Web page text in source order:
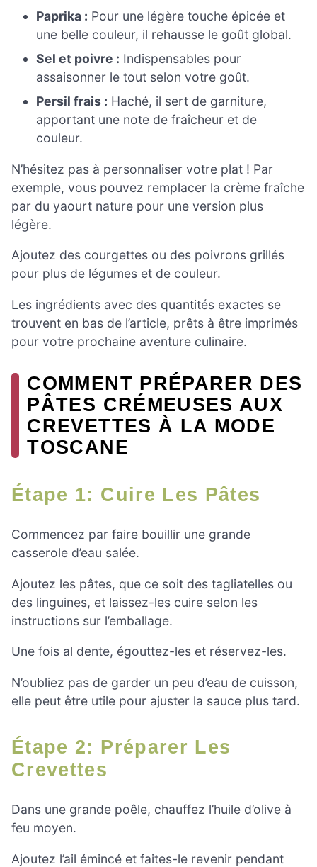
Paprika : Pour une légère touche épicée et
une belle couleur, il rehausse le goût global.
Sel et poivre : Indispensables pour
assaisonner le tout selon votre goût.
Persil frais : Haché, il sert de garniture,
apportant une note de fraîcheur et de
couleur.
N’hésitez pas à personnaliser votre plat ! Par
exemple, vous pouvez remplacer la crème fraîche
par du yaourt nature pour une version plus
légère.
Ajoutez des courgettes ou des poivrons grillés
pour plus de légumes et de couleur.
Les ingrédients avec des quantités exactes se
trouvent en bas de l’article, prêts à être imprimés
pour votre prochaine aventure culinaire.
COMMENT PRÉPARER DES
PÂTES CRÉMEUSES AUX
CREVETTES À LA MODE
TOSCANE
Étape 1: Cuire Les Pâtes
Commencez par faire bouillir une grande
casserole d’eau salée.
Ajoutez les pâtes, que ce soit des tagliatelles ou
des linguines, et laissez-les cuire selon les
instructions sur l’emballage.
Une fois al dente, égouttez-les et réservez-les.
N’oubliez pas de garder un peu d’eau de cuisson,
elle peut être utile pour ajuster la sauce plus tard.
Étape 2: Préparer Les
Crevettes
Dans une grande poêle, chauffez l’huile d’olive à
feu moyen.
Ajoutez l’ail émincé et faites-le revenir pendant